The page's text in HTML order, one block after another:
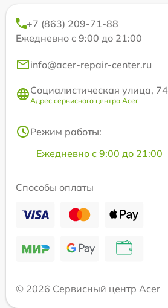
+7 (863) 209-71-88
Ежедневно с 9:00 до 21:00
info@acer-repair-center.ru
Социалистическая улица, 74
Адрес сервисного центра Acer
Режим работы:
Ежедневно с 9:00 до 21:00
Способы оплаты
© 2026 Сервисный центр Acer